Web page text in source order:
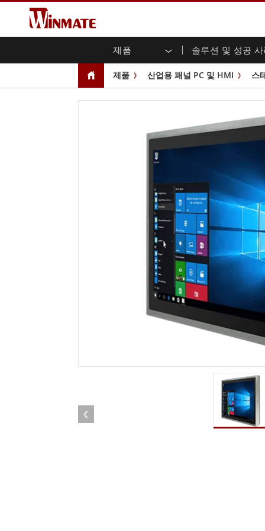
제품 솔루션 및 성공
엔터프라이즈 모빌리티
러기드 노트북
러기드 태블릿 컨트롤러
Windows 러기드 태블릿
안드로이드 러기드 태블릿
울트라 러기드 태블릿
산업
멀티
오픈
섀시
패널
전면
USB
스테
즈
차량 탑재형 컴퓨터
Windows 차량 탑재 컴퓨터
안드로이드 차량 탑재 컴퓨터
차량 탑재 컴퓨터용 태블릿
임
박스
IoT
라디
견고한 로봇 컨트롤러 석유
ATEX
ATEX
견고한 로봇 컨트롤러 솔루션
AI
농업
교통
지능
셀프 서비스 키오스크
성공
Winmate에 대하여 투자
보증
다운
마케팅 포털
파일
새로운 제품
뉴스
무역 박람회 이벤트
유튜
제품 산업용 패널 PC 및 HMI 스